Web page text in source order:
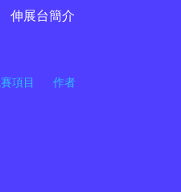
項目 作者
伸展台簡介